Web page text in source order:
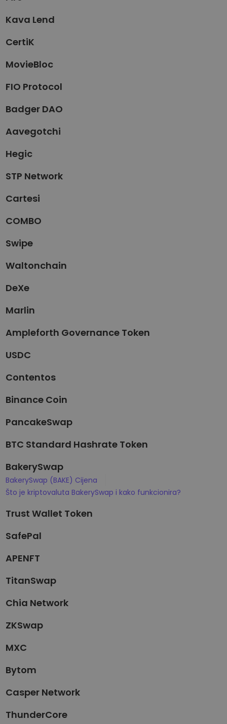
Kava Lend
CertiK
MovieBloc
FIO Protocol
Badger DAO
Aavegotchi
Hegic
STP Network
Cartesi
COMBO
Swipe
Waltonchain
DeXe
Marlin
Ampleforth Governance Token
USDC
Contentos
Binance Coin
PancakeSwap
BTC Standard Hashrate Token
BakerySwap
BakerySwap (BAKE) Cijena
Što je kriptovaluta BakerySwap i kako funkcionira?
Trust Wallet Token
SafePal
APENFT
TitanSwap
Chia Network
ZKSwap
MXC
Bytom
Casper Network
ThunderCore